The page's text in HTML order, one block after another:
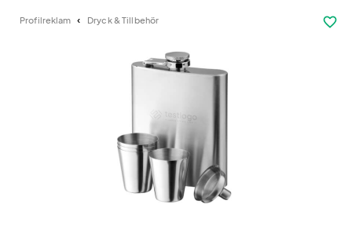
Profilreklam Dryck & Tillbehör favorite_border